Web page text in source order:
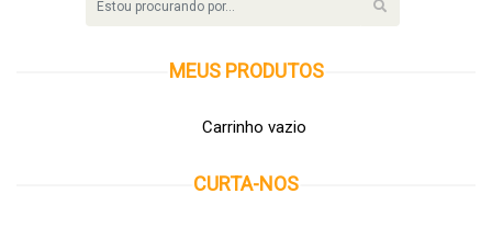
MEUS PRODUTOS
Carrinho vazio
CURTA-NOS